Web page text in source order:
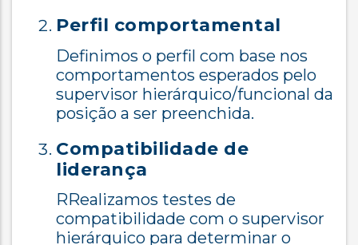
Perfil comportamental
Definimos o perfil com base nos
comportamentos esperados pelo
supervisor hierárquico/funcional da
posição a ser preenchida.
Compatibilidade de
liderança
RRealizamos testes de
compatibilidade com o supervisor
hierárquico para determinar o